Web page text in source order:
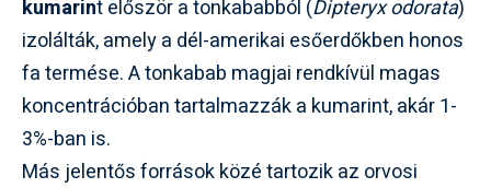
kumarint először a tonkababból (Dipteryx odorata)
izolálták, amely a dél-amerikai esőerdőkben honos
fa termése. A tonkabab magjai rendkívül magas
koncentrációban tartalmazzák a kumarint, akár 1-
3%-ban is.
Más jelentős források közé tartozik az orvosi